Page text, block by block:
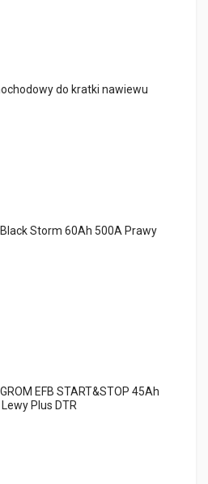
do kratki nawiewu
Storm 60Ah 500A Prawy
EFB START&STOP 45Ah
Plus DTR